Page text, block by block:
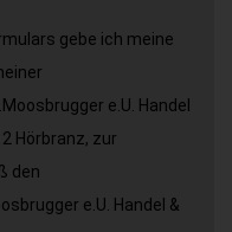
gebe ich meine
e.U. Handel
Hörbranz, zur
den
e.U. Handel &